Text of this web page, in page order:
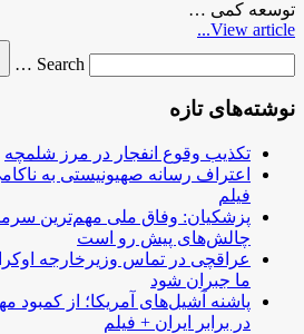
توسعه کمی …
View article...
Search …
نوشته‌های تازه
تکذیب وقوع انفجار در مرز شلمچه
اعتراف رسانه صهیونیستی به
فیلم
پزشکیان: وفاق ملی مهم‌ترین
چالش‌های پیش رو است
عراقچی در تماس وزیرخارجه
ما جبران شود
پاشنه آشیل‌های آمریکا؛ از کمبود
در برابر ایران + فیلم